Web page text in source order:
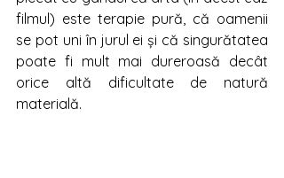
filmul) este terapie pură, că oamenii
se pot uni în jurul ei și că singurătatea
poate fi mult mai dureroasă decât
orice altă dificultate de natură
materială.